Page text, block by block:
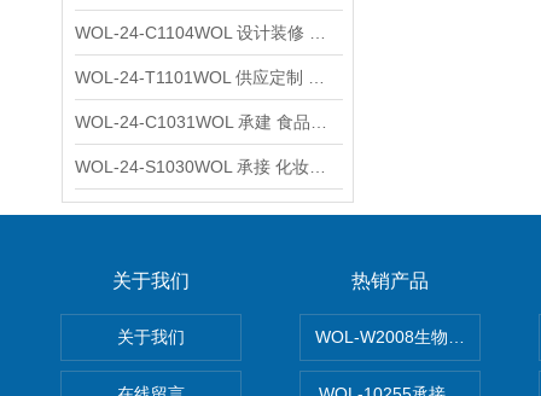
关于我们
关于我们
热销产品
WOL-W2008生物制药GMP